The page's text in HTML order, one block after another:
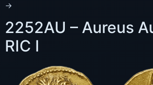
→
2252AU – Aureus
RIC I